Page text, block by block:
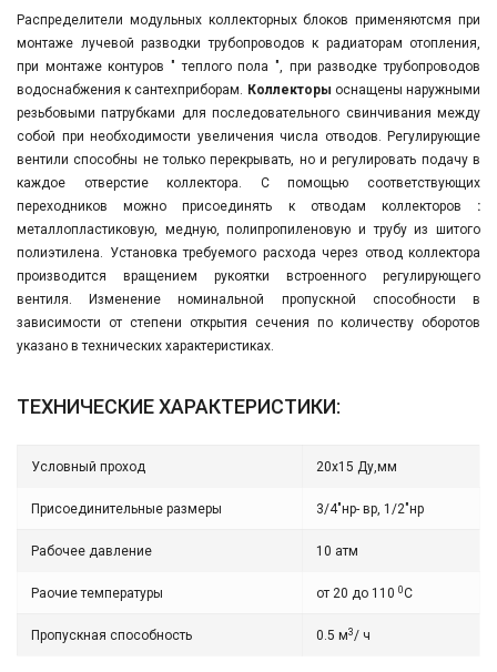
Распределители модульных коллекторных блоков применяютсмя при
монтаже лучевой разводки трубопроводов к радиаторам отопления,
при монтаже контуров " теплого пола ", при разводке трубопроводов
водоснабжения к сантехприборам. Коллекторы оснащены наружными
резьбовыми патрубками для последовательного свинчивания между
собой при необходимости увеличения числа отводов. Регулирующие
вентили способны не только перекрывать, но и регулировать подачу в
каждое отверстие коллектора. С помощью соответствующих
переходников можно присоединять к отводам коллекторов :
металлопластиковую, медную, полипропиленовую и трубу из шитого
полиэтилена. Установка требуемого расхода через отвод коллектора
производится вращением рукоятки встроенного регулирующего
вентиля. Изменение номинальной пропускной способности в
зависимости от степени открытия сечения по количеству оборотов
указано в технических характеристиках.
ТЕХНИЧЕСКИЕ ХАРАКТЕРИСТИКИ:
Условный проход 20х15 Ду,мм
Присоединительные размеры 3/4"нр- вр, 1/2"нр
Рабочее давление 10 атм
Раочие температуры от 20 до 110 0С
Пропускная способность 0.5 м3/ ч